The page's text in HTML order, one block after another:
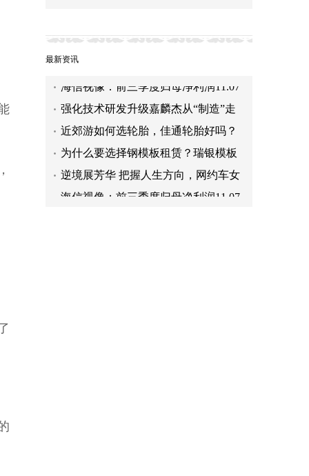
最新资讯
亿元 同比增长76.86%
强化技术研发升级嘉麟杰从“制造”走
向“智造”
近郊游如何选轮胎，佳通轮胎好吗？
为什么要选择钢模板租赁？瑞银模板
告诉你！
逆境展芳华 把握人生方向，网约车女
司机展新时代巾帼风采
海信视像：前三季度归母净利润11.07